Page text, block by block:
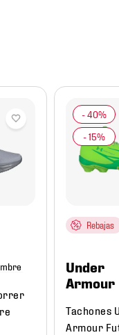
Rebajas
Under
Armour
Tachones
Armour